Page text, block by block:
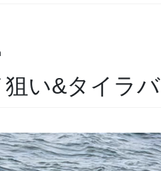
い&タイラバ